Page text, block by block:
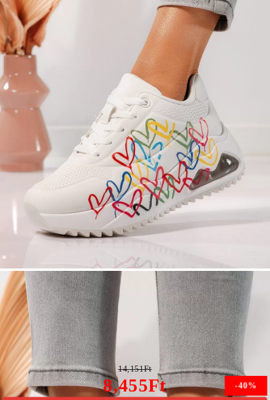
Női fehér tornacipő ökobőrből Audrey #24552
-40%
8,455Ft
14,151Ft